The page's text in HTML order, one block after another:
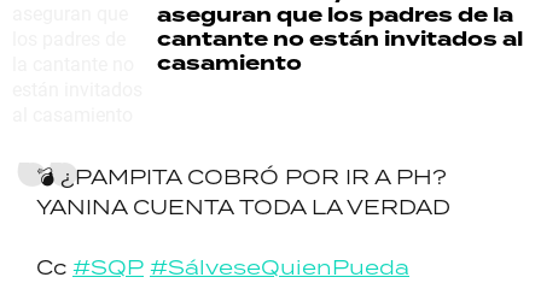
aseguran que los padres de la
cantante no están invitados al
casamiento
💣 ¿PAMPITA COBRÓ POR IR A PH?
YANINA CUENTA TODA LA VERDAD
Cc #SQP #SálveseQuienPueda